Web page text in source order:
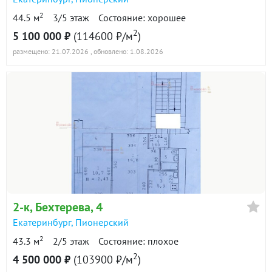
44.5 м2 3/5 этаж Состояние: хорошее
5 100 000 ₽ (114600 ₽/м2)
размещено: 21.07.2026 , обновлено: 1.08.2026
2-к, Бехтерева, 4
Екатеринбург, Пионерский
43.3 м2 2/5 этаж Состояние: плохое
4 500 000 ₽ (103900 ₽/м2)